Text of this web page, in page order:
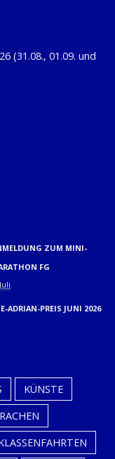
ZUM MINI-
FG
ADRIAN-PREIS JUNI 2026
KÜNSTE